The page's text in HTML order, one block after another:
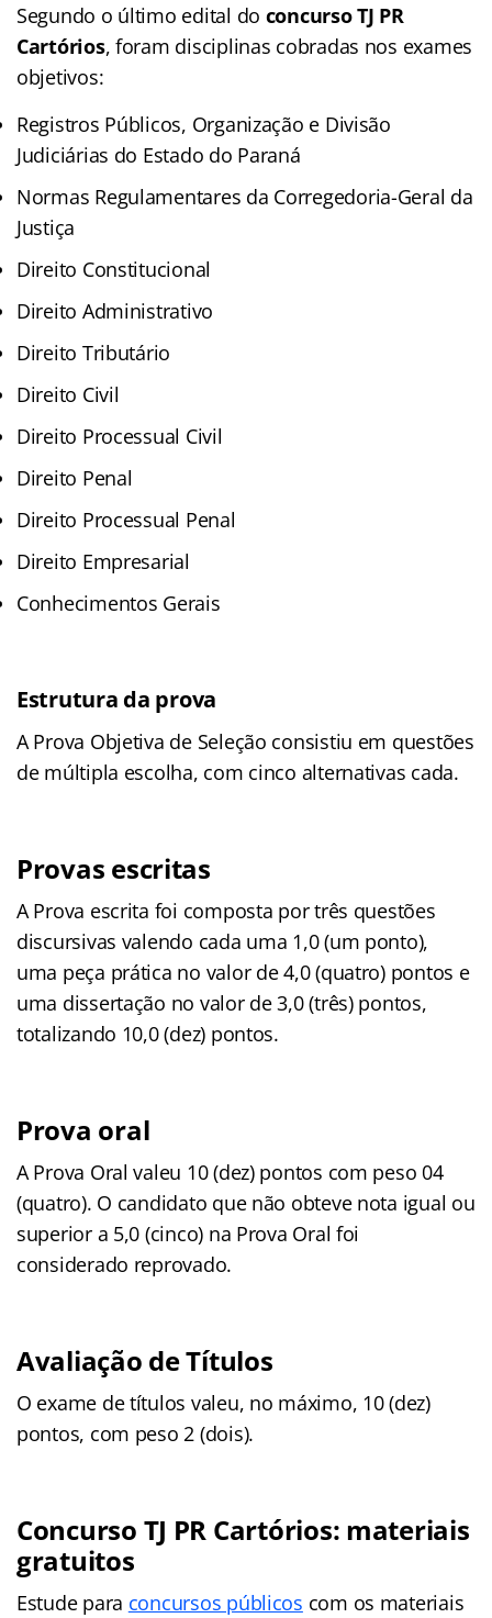
Segundo o último edital do concurso TJ PR
Cartórios, foram disciplinas cobradas nos exames
objetivos:
Registros Públicos, Organização e Divisão
Judiciárias do Estado do Paraná
Normas Regulamentares da Corregedoria-Geral da
Justiça
Direito Constitucional
Direito Administrativo
Direito Tributário
Direito Civil
Direito Processual Civil
Direito Penal
Direito Processual Penal
Direito Empresarial
Conhecimentos Gerais
Estrutura da prova
A Prova Objetiva de Seleção consistiu em questões
de múltipla escolha, com cinco alternativas cada.
Provas escritas
A Prova escrita foi composta por três questões
discursivas valendo cada uma 1,0 (um ponto),
uma peça prática no valor de 4,0 (quatro) pontos e
uma dissertação no valor de 3,0 (três) pontos,
totalizando 10,0 (dez) pontos.
Prova oral
A Prova Oral valeu 10 (dez) pontos com peso 04
(quatro). O candidato que não obteve nota igual ou
superior a 5,0 (cinco) na Prova Oral foi
considerado reprovado.
Avaliação de Títulos
O exame de títulos valeu, no máximo, 10 (dez)
pontos, com peso 2 (dois).
Concurso TJ PR Cartórios: materiais
gratuitos
Estude para concursos públicos com os materiais